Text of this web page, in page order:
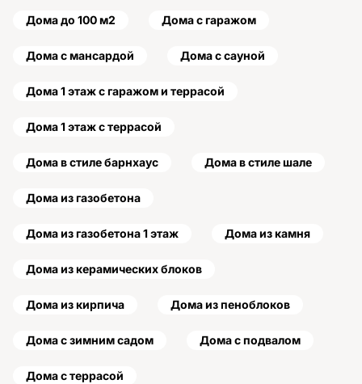
Дома до 100 м2 Дома с гаражом
Дома с мансардой Дома с сауной
Дома 1 этаж с гаражом и террасой
Дома 1 этаж с террасой
Дома в стиле барнхаус Дома в стиле шале
Дома из газобетона
Дома из газобетона 1 этаж Дома из камня
Дома из керамических блоков
Дома из кирпича Дома из пеноблоков
Дома с зимним садом Дома с подвалом
Дома с террасой